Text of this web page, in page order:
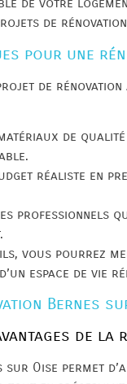
de
pour une
de rénovation
de
réaliste en
professionnels
vous pourrez
espace de vie
Bernes
de la
sur Oise permet